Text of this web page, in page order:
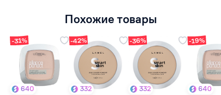
Похожие товары
-31%
640
-42%
332
-36%
332
-19%
640